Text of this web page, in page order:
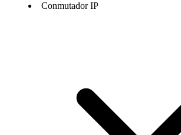
Conmutador IP